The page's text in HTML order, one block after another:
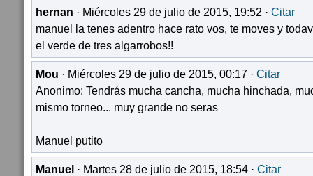
hernan · Miércoles 29 de julio de 2015, 19:52 · Citar
manuel la tenes adentro hace rato vos, te moves y
el verde de tres algarrobos!!
Mou · Miércoles 29 de julio de 2015, 00:17 · Citar
Anonimo: Tendrás mucha cancha, mucha hinchada,
mismo torneo... muy grande no seras
Manuel putito
Manuel · Martes 28 de julio de 2015, 18:54 · Citar